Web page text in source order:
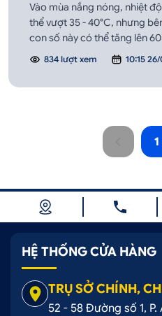
Vào mùa nắng nóng, nhiệt
thể vượt 35 - 40°C, nhưng
con số này có thể tăng lên
phút. Đây không chỉ là môi
người mà còn là tác nhân
834 lượt xem 10:15
1
HỆ THỐNG CỬA HÀNG
TRỤ SỞ CHÍNH,
52 - 58 Đường số 1, P.